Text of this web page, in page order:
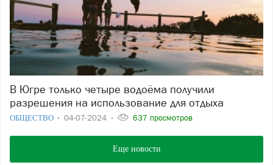
В Югре только четыре водоёма получили
разрешения на использование для отдыха
ОБЩЕСТВО 04-07-2024 637 просмотров
Еще новости